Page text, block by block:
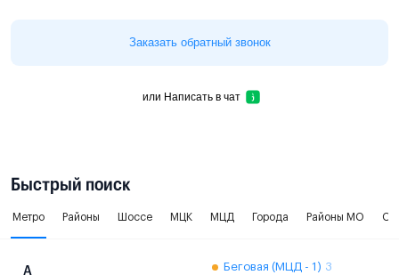
Заказать обратный звонок
или Написать в чат
Быстрый поиск
Метро Районы Шоссе МЦК МЦД Города Районы МО
А Беговая (МЦД - 1) 3